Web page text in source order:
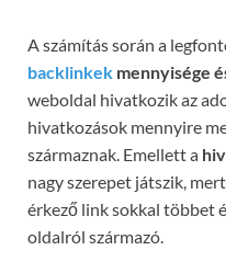
A számítás során a
backlinkek mennyisége
weboldal hivatkozik az
hivatkozások mennyire
származnak. Emellett a
nagy szerepet játszik,
érkező link sokkal többet
oldalról származó.